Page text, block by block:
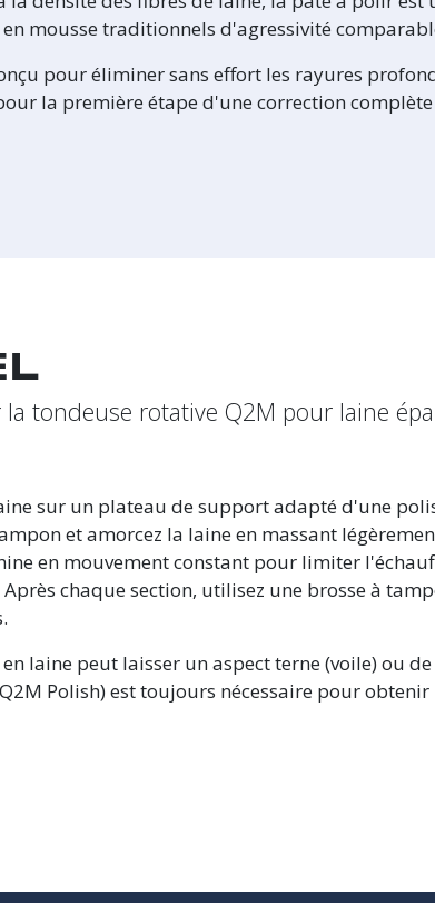
mousse traditionnels d'agressivité
pour éliminer sans effort les rayures
la première étape d'une correction
tondeuse rotative Q2M pour laine
sur un plateau de support adapté d'une
et amorcez la laine en massant
en mouvement constant pour limiter
chaque section, utilisez une brosse à
laine peut laisser un aspect terne (voile) ou
Polish) est toujours nécessaire pour